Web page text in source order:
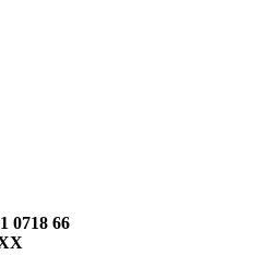
0718 66